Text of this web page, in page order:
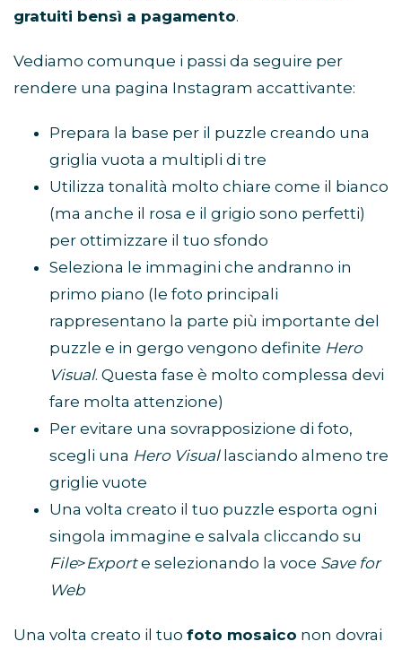
gratuiti bensì a pagamento.
Vediamo comunque i passi da seguire per
rendere una pagina Instagram accattivante:
Prepara la base per il puzzle creando una
griglia vuota a multipli di tre
Utilizza tonalità molto chiare come il bianco
(ma anche il rosa e il grigio sono perfetti)
per ottimizzare il tuo sfondo
Seleziona le immagini che andranno in
primo piano (le foto principali
rappresentano la parte più importante del
puzzle e in gergo vengono definite Hero
Visual. Questa fase è molto complessa devi
fare molta attenzione)
Per evitare una sovrapposizione di foto,
scegli una Hero Visuallasciando almeno tre
griglie vuote
Una volta creato il tuo puzzle esporta ogni
singola immagine e salvala cliccando su
File>Exporte selezionando la voce Save for
Web
Una volta creato il tuo foto mosaico non dovrai